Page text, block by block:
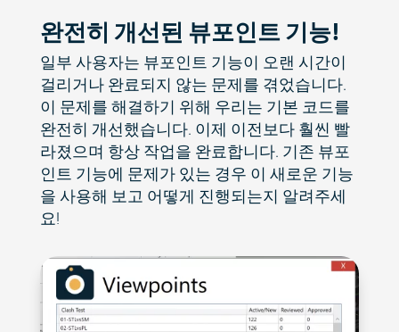
완전히 개선된 뷰포인트 기능!
일부 사용자는 뷰포인트 기능이 오랜 시간이
걸리거나 완료되지 않는 문제를 겪었습니다.
이 문제를 해결하기 위해 우리는 기본 코드를
완전히 개선했습니다. 이제 이전보다 훨씬 빨
라졌으며 항상 작업을 완료합니다. 기존 뷰포
인트 기능에 문제가 있는 경우 이 새로운 기능
을 사용해 보고 어떻게 진행되는지 알려주세
요!